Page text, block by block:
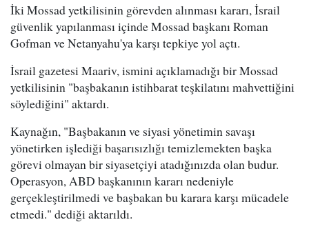
İki Mossad yetkilisinin görevden alınması kararı, İsrail
güvenlik yapılanması içinde Mossad başkanı Roman
Gofman ve Netanyahu'ya karşı tepkiye yol açtı.
İsrail gazetesi Maariv, ismini açıklamadığı bir Mossad
yetkilisinin "başbakanın istihbarat teşkilatını mahvettiğini
söylediğini" aktardı.
Kaynağın, "Başbakanın ve siyasi yönetimin savaşı
yönetirken işlediği başarısızlığı temizlemekten başka
görevi olmayan bir siyasetçiyi atadığınızda olan budur.
Operasyon, ABD başkanının kararı nedeniyle
gerçekleştirilmedi ve başbakan bu karara karşı mücadele
etmedi." dediği aktarıldı.